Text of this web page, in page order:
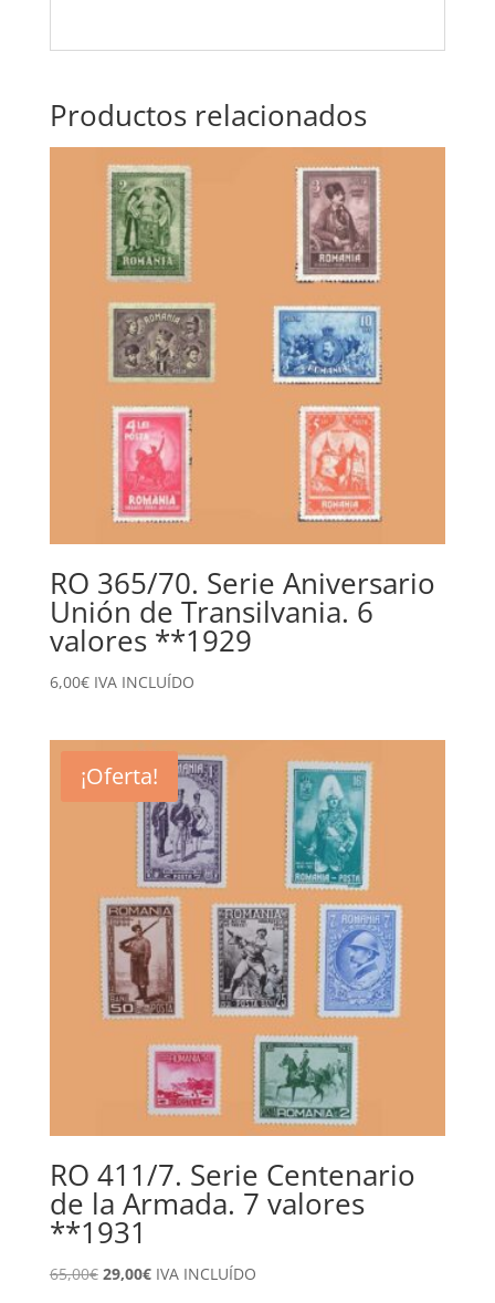
Productos relacionados
RO 365/70. Serie Aniversario
Unión de Transilvania. 6
valores **1929
6,00€ IVA INCLUÍDO
¡Oferta!
RO 411/7. Serie Centenario
de la Armada. 7 valores
**1931
65,00€ El
29,00€ElIVA INCLUÍDO